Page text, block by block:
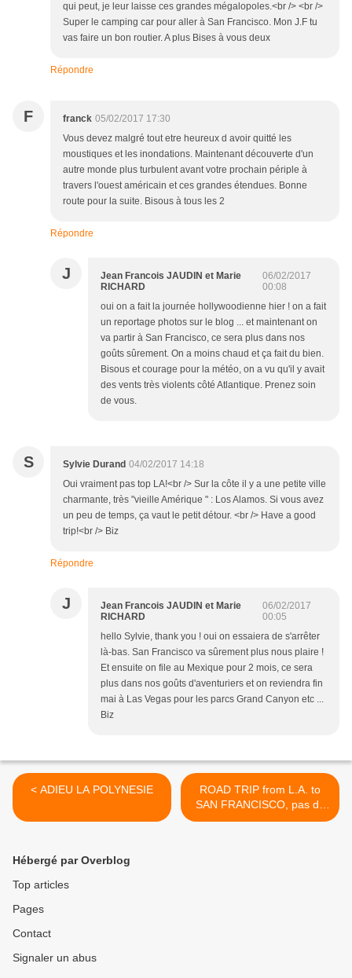
qui peut, je leur laisse ces grandes mégalopoles.<br /> <br />
Super le camping car pour aller à San Francisco. Mon J.F tu
vas faire un bon routier. A plus Bises à vous deux
Répondre
F franck 05/02/2017 17:30
Vous devez malgré tout etre heureux d avoir quitté les
moustiques et les inondations. Maintenant découverte d'un
autre monde plus turbulent avant votre prochain périple à
travers l'ouest américain et ces grandes étendues. Bonne
route pour la suite. Bisous à tous les 2
Répondre
J
Jean Francois JAUDIN et Marie
RICHARD
06/02/2017
00:08
oui on a fait la journée hollywoodienne hier ! on a fait
un reportage photos sur le blog ... et maintenant on
va partir à San Francisco, ce sera plus dans nos
goûts sûrement. On a moins chaud et ça fait du bien.
Bisous et courage pour la météo, on a vu qu'il y avait
des vents très violents côté Atlantique. Prenez soin
de vous.
S Sylvie Durand 04/02/2017 14:18
Oui vraiment pas top LA!<br /> Sur la côte il y a une petite ville
charmante, très "vieille Amérique " : Los Alamos. Si vous avez
un peu de temps, ça vaut le petit détour. <br /> Have a good
trip!<br /> Biz
Répondre
J
Jean Francois JAUDIN et Marie
RICHARD
06/02/2017
00:05
hello Sylvie, thank you ! oui on essaiera de s'arrêter
là-bas. San Francisco va sûrement plus nous plaire !
Et ensuite on file au Mexique pour 2 mois, ce sera
plus dans nos goûts d'aventuriers et on reviendra fin
mai à Las Vegas pour les parcs Grand Canyon etc ...
Biz
< ADIEU LA POLYNESIE
ROAD TRIP from L.A. to
SAN FRANCISCO, pas de
chance avec la météo >
Hébergé par Overblog
Top articles
Pages
Contact
Signaler un abus